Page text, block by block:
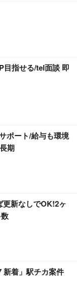
目指せる/tel面談 即
ポート/給与も環境
期
新なしでOK!2ヶ
新着」駅チカ案件